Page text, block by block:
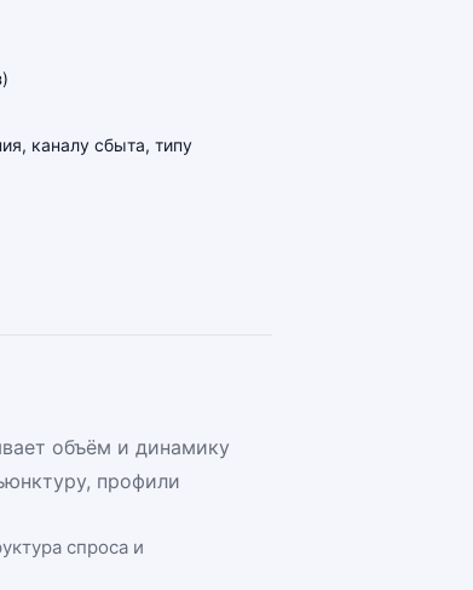
каналу сбыта, типу
объём и динамику
профили
спроса и